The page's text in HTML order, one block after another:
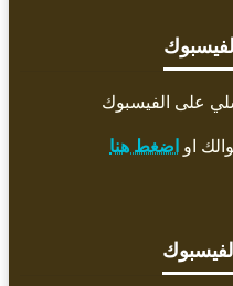
او اضغط هنا